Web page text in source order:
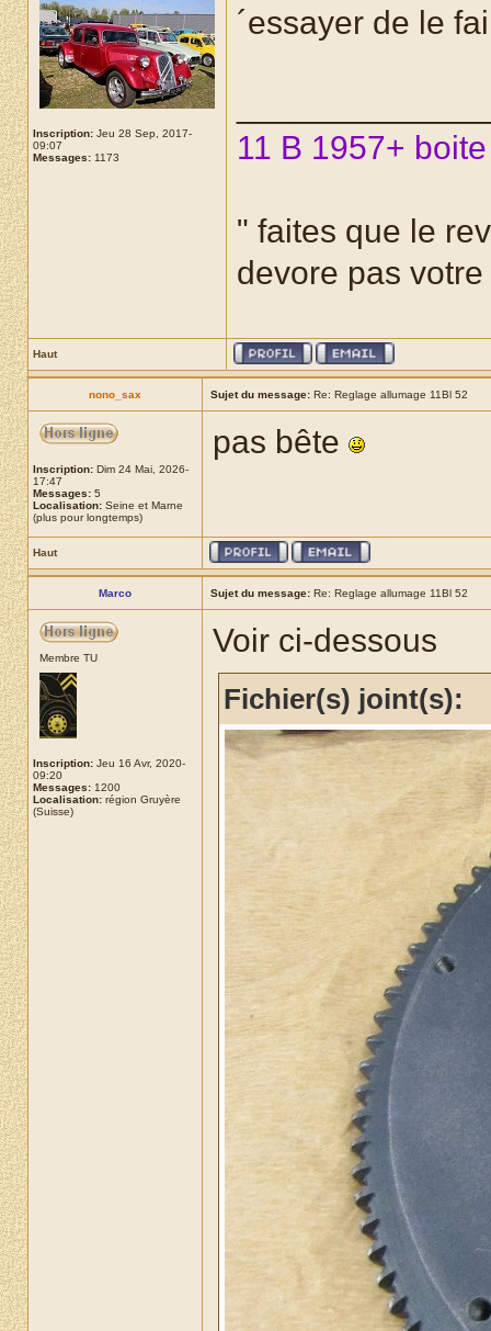
Inscription: Jeu 28 Sep, 2017-
09:07
Messages: 1173
´essayer de le
11 B 1957+
" faites que le
devore pas
Haut
nono_sax Sujet du message: Re: Reglage allumage 11Bl 52
Inscription: Dim 24 Mai, 2026-
17:47
Messages: 5
Localisation: Seine et Marne
(plus pour longtemps)
pas bête
Haut
Marco Sujet du message: Re: Reglage allumage 11Bl 52
Membre TU
Inscription: Jeu 16 Avr, 2020-
09:20
Messages: 1200
Localisation: région Gruyère
(Suisse)
Voir ci-dessous
Fichier(s) joint(s):